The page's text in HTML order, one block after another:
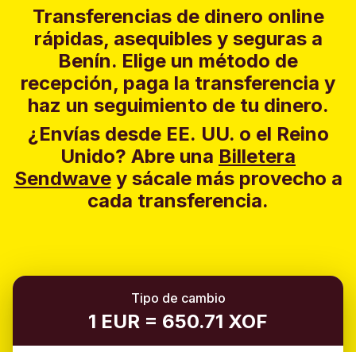
Transferencias de dinero online
rápidas, asequibles y seguras a
Benín. Elige un método de
recepción, paga la transferencia y
haz un seguimiento de tu dinero.
¿Envías desde EE. UU. o el Reino
Unido? Abre una Billetera
Sendwavey sácale más provecho a
cada transferencia.
Tipo de cambio
1 EUR = 650.71 XOF